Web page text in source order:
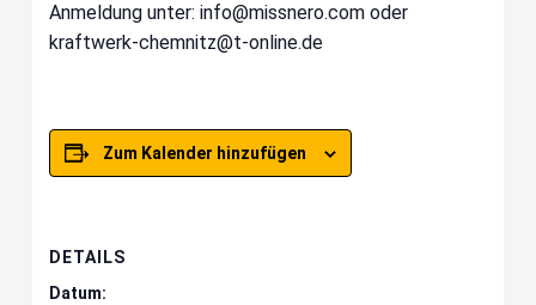
Anmeldung unter: info@missnero.com oder
kraftwerk-chemnitz@t-online.de
Zum Kalender hinzufügen
DETAILS
Datum: